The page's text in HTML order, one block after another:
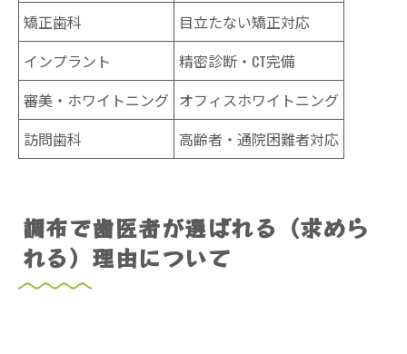
矯正歯科
目立たない矯正対応
インプラント
精密診断・CT完備
審美・ホワイトニング オフィスホワイトニング
訪問歯科
高齢者・通院困難者対応
調布で歯医者が選ばれる（求めら
れる）理由について